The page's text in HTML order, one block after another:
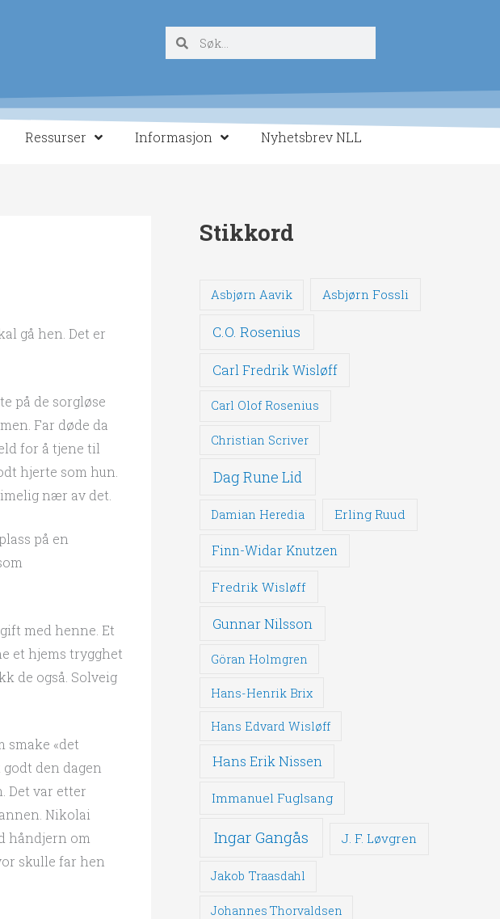
SøkSøk
Ressurser Informasjon Nyhetsbrev NLL
gå hen. Det er
på de sorgløse
Far døde da
for å tjene til
hjerte som hun.
nær av det.
på en
med henne. Et
et hjems trygghet
de også. Solveig
smake «det
den dagen
Det var etter
Nikolai
håndjern om
skulle far hen
Stikkord
Asbjørn Aavik Asbjørn Fossli
C.O. Rosenius
Carl Fredrik Wisløff
Carl Olof Rosenius
Christian Scriver
Dag Rune Lid
Damian Heredia Erling Ruud
Finn-Widar Knutzen
Fredrik Wisløff
Gunnar Nilsson
Göran Holmgren
Hans-Henrik Brix
Hans Edvard Wisløff
Hans Erik Nissen
Immanuel Fuglsang
Ingar Gangås J. F. Løvgren
Jakob Traasdahl
Johannes Thorvaldsen